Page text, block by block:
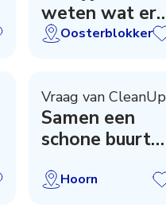
weten wat er
te doen is?
Oosterblokker
Vraag van CleanUp
Samen een
schone buurt
Hoorn